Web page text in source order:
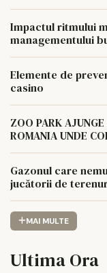
Impactul ritmului
managementului
Elemente de
casino
ZOO PARK
ROMANIA UNDE
Gazonul care
jucătorii de
MAI MULTE
Ultima Ora